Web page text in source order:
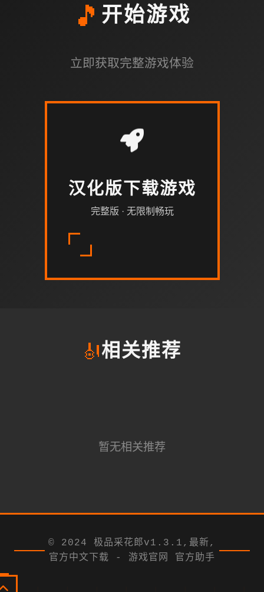
🎵 开始游戏
立即获取完整游戏体验
汉化版下载游戏
完整版 · 无限制畅玩
🎻相关推荐
暂无相关推荐
© 2024 极品采花郎v1.3.1,最新,
官方中文下载 - 游戏官网 官方助手